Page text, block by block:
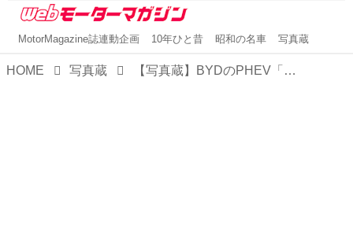
MotorMagazine誌連動企画 10年ひと昔 昭和の名車 写真蔵
HOME 写真蔵 【写真蔵】BYDのPHEV「シーライオン6」は「7」よりもコンパクト。今後1.5Lターボ＋2モーター搭載モデルの追加も